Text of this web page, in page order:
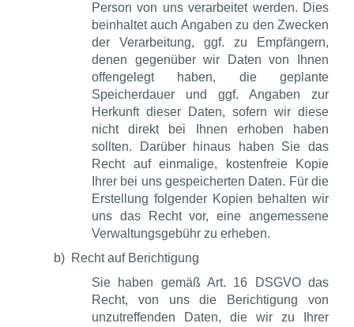
Person von uns verarbeitet werden. Dies
beinhaltet auch Angaben zu den Zwecken
der Verarbeitung, ggf. zu Empfängern,
denen gegenüber wir Daten von Ihnen
offengelegt haben, die geplante
Speicherdauer und ggf. Angaben zur
Herkunft dieser Daten, sofern wir diese
nicht direkt bei Ihnen erhoben haben
sollten. Darüber hinaus haben Sie das
Recht auf einmalige, kostenfreie Kopie
Ihrer bei uns gespeicherten Daten. Für die
Erstellung folgender Kopien behalten wir
uns das Recht vor, eine angemessene
Verwaltungsgebühr zu erheben.
b) Recht auf Berichtigung
Sie haben gemäß Art. 16 DSGVO das
Recht, von uns die Berichtigung von
unzutreffenden Daten, die wir zu Ihrer